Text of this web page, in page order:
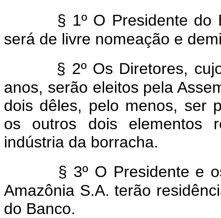
§ 1º O Presidente do
será de livre nomeação e
§ 2º Os Diretores,
anos, serão eleitos pela
dois dêles, pelo menos, ser
os outros dois elementos
indústria da borracha.
§ 3º O Presidente e
Amazônia S.A. terão
do Banco.